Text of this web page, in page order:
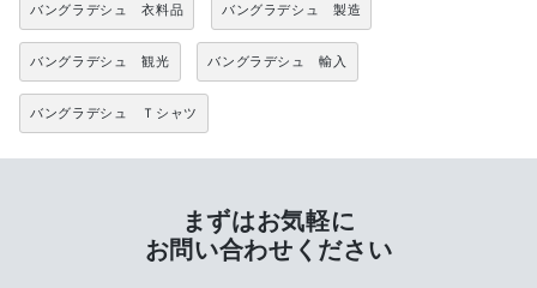
バングラデシュ 衣料品 バングラデシュ 製造
バングラデシュ 観光 バングラデシュ 輸入
バングラデシュ Ｔシャツ
まずはお気軽に
お問い合わせください